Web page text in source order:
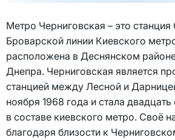
Метро Черниговская – это
Броварской линии Киевского
расположена в Деснянском
Днепра. Черниговская является
станцией между Лесной и
ноября 1968 года и стала
в составе киевского метро. Своё
благодаря близости к